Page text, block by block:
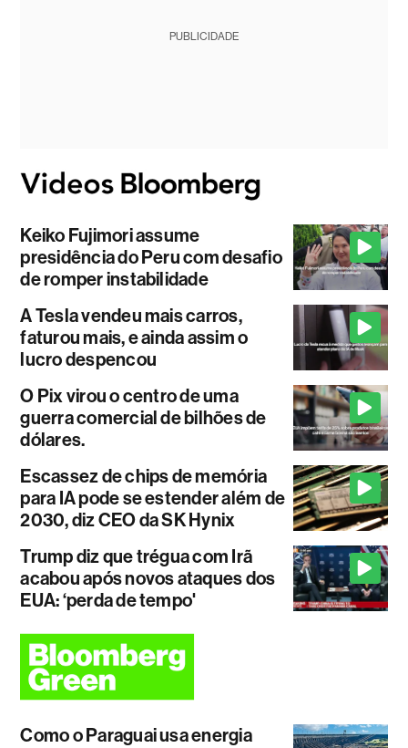
PUBLICIDADE
Keiko Fujimori assume
presidência do Peru com desafio
de romper instabilidade
A Tesla vendeu mais carros,
faturou mais, e ainda assim o
lucro despencou
O Pix virou o centro de uma
guerra comercial de bilhões de
dólares.
Escassez de chips de memória
para IA pode se estender além de
2030, diz CEO da SK Hynix
Trump diz que trégua com Irã
acabou após novos ataques dos
EUA: ‘perda de tempo'
Como o Paraguai usa energia